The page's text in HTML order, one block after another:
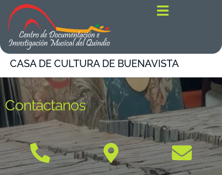
contenido
CASA DE CULTURA DE BUENAVISTA
Contáctanos